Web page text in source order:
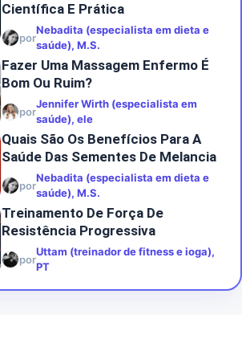
Científica E Prática
por
Nebadita (especialista em dieta e
saúde), M.S.
Fazer Uma Massagem Enfermo É
Bom Ou Ruim?
por
Jennifer Wirth (especialista em
saúde), ele
Quais São Os Benefícios Para A
Saúde Das Sementes De Melancia
por
Nebadita (especialista em dieta e
saúde), M.S.
Treinamento De Força De
Resistência Progressiva
por
Uttam (treinador de fitness e ioga),
PT